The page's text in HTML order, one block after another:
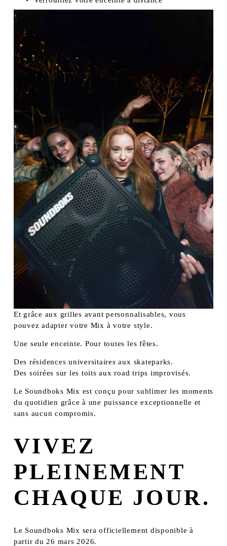
Et grâce aux grilles avant personnalisables, vous
pouvez adapter votre Mix à votre style.
Une seule enceinte. Pour toutes les fêtes.
Des résidences universitaires aux skateparks.
Des soirées sur les toits aux road trips improvisés.
Le Soundboks Mix est conçu pour sublimer les moments
du quotidien grâce à une puissance exceptionnelle et
sans aucun compromis.
VIVEZ
PLEINEMENT
CHAQUE JOUR.
Le Soundboks Mix sera officiellement disponible à
partir du 26 mars 2026.